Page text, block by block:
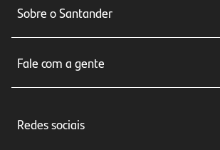
Seguros
Crédito e Financiamentos
Investimentos
Sobre o Santander
Fale com a gente
Central de Renegociação
Redes sociais